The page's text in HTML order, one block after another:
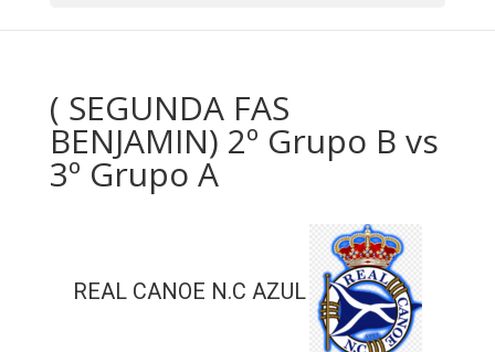
( SEGUNDA FAS
BENJAMIN) 2º Grupo B vs
3º Grupo A
REAL CANOE N.C AZUL